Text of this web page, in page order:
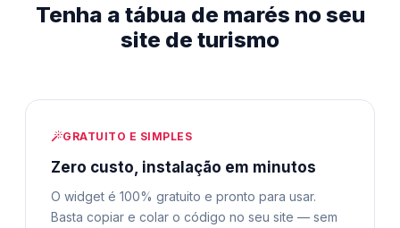
Tenha a tábua de marés no seu
site de turismo
GRATUITO E SIMPLES
Zero custo, instalação em minutos
O widget é 100% gratuito e pronto para usar.
Basta copiar e colar o código no seu site — sem